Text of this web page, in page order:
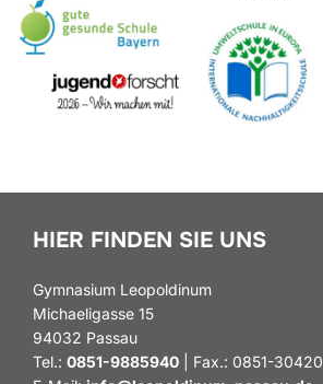
HIER FINDEN SIE UNS
Gymnasium Leopoldinum
Michaeligasse 15
94032 Passau
Tel.: 0851-9885940 | Fax.: 0851-30420